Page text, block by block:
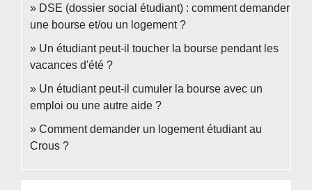
DSE (dossier social étudiant) : comment demander
une bourse et/ou un logement ?
Un étudiant peut-il toucher la bourse pendant les
vacances d'été ?
Un étudiant peut-il cumuler la bourse avec un
emploi ou une autre aide ?
Comment demander un logement étudiant au
Crous ?